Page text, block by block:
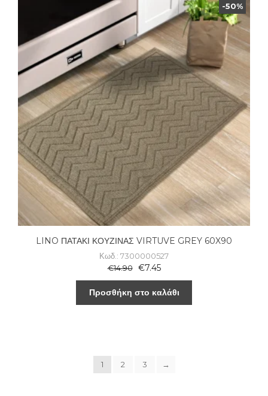
-50%
LINO ΠΑΤΑΚΙ ΚΟΥΖΙΝΑΣ VIRTUVE GREY 60X90
Κωδ.: 7300000527
€14.90 €7.45
Προσθήκη στο καλάθι
1 2 3 →